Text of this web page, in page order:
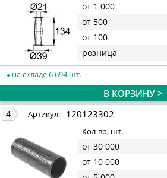
от 1 000
от 500
от 100
розница
на складе 6 694 шт.
В КОРЗИНУ >
4 Артикул: 120123302
Кол-во, шт.
от 30 000
от 10 000